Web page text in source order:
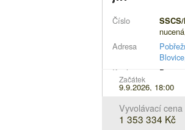
Číslo
Adresa
Popis
je
Vyvolávací cena
1 353 334 Kč
Začátek
9.9.2026, 18:00